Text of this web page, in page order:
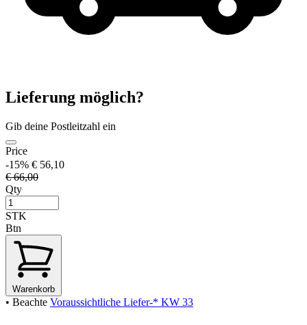
Lieferung möglich?
Gib deine Postleitzahl ein
Price
-15% € 56,10
€ 66,00
Qty
STK
Btn
Warenkorb
• Beachte Voraussichtliche Liefer-* KW 33